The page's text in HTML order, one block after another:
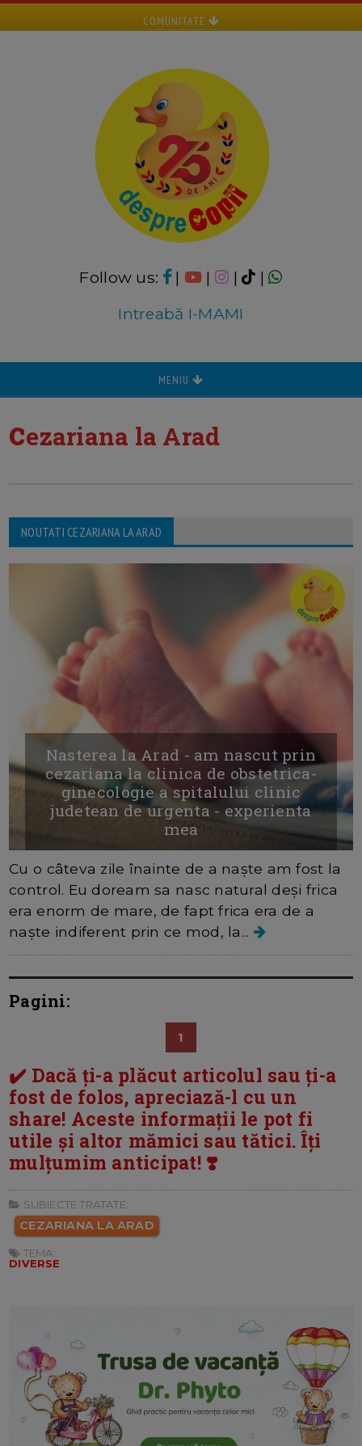
COMUNITATE
Follow us: | | |
|
Intreabă I-MAMI
MENIU
cezariana la Arad
NOUTATI CEZARIANA LA ARAD
Nasterea la Arad - am nascut prin
cezariana la clinica de obstetrica-
ginecologie a spitalului clinic
judetean de urgenta - experienta
mea
Cu o câteva zile înainte de a naște am fost la
control. Eu doream sa nasc natural deși frica
era enorm de mare, de fapt frica era de a
naște indiferent prin ce mod, la...
Pagini:
1
✔️ Dacă ți-a plăcut articolul sau ți-a
fost de folos, apreciază-l cu un
share! Aceste informații le pot fi
utile și altor mămici sau tătici. Îți
mulțumim anticipat! ❣️
SUBIECTE TRATATE:
CEZARIANA LA ARAD
TEMA:
DIVERSE